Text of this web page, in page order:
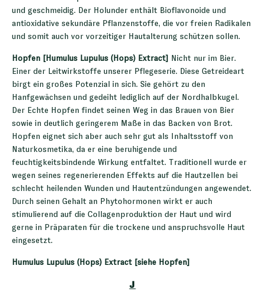
und geschmeidig. Der Holunder enthält Bioflavonoide und
antioxidative sekundäre Pflanzenstoffe, die vor freien Radikalen
und somit auch vor vorzeitiger Hautalterung schützen sollen.
Hopfen [Humulus Lupulus (Hops) Extract]
Nicht nur im Bier.
Einer der Leitwirkstoffe unserer Pflegeserie. Diese Getreideart
birgt ein großes Potenzial in sich. Sie gehört zu den
Hanfgewächsen und gedeiht lediglich auf der Nordhalbkugel.
Der Echte Hopfen findet seinen Weg in das Brauen von Bier
sowie in deutlich geringerem Maße in das Backen von Brot.
Hopfen eignet sich aber auch sehr gut als Inhaltsstoff von
Naturkosmetika, da er eine beruhigende und
feuchtigkeitsbindende Wirkung entfaltet. Traditionell wurde er
wegen seines regenerierenden Effekts auf die Hautzellen bei
schlecht heilenden Wunden und Hautentzündungen angewendet.
Durch seinen Gehalt an Phytohormonen wirkt er auch
stimulierend auf die Collagenproduktion der Haut und wird
gerne in Präparaten für die trockene und anspruchsvolle Haut
eingesetzt.
Humulus Lupulus (Hops) Extract [siehe Hopfen]
J